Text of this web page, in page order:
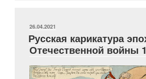
1812
года.
I.
ОПУБЛИКОВАНО
26.04.2021
Русская карикатура
Отечественной войны